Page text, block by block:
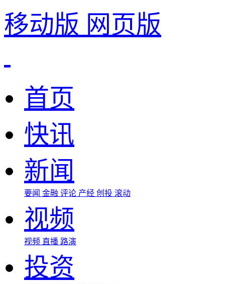
移动版 网页版
首页
快讯
新闻
要闻 金融 评论 产经 创投 滚动
视频
视频 直播 路演
投资